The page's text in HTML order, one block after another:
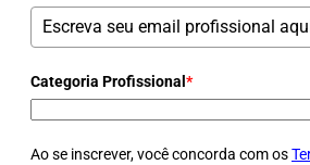
Categoria Profissional *
Ao se inscrever, você concorda com os